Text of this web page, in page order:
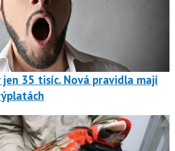
35 tisíc. Nová pravidla mají